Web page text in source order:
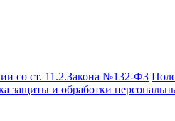
со ст. 11.2.Закона №132-ФЗ
защиты и обработки